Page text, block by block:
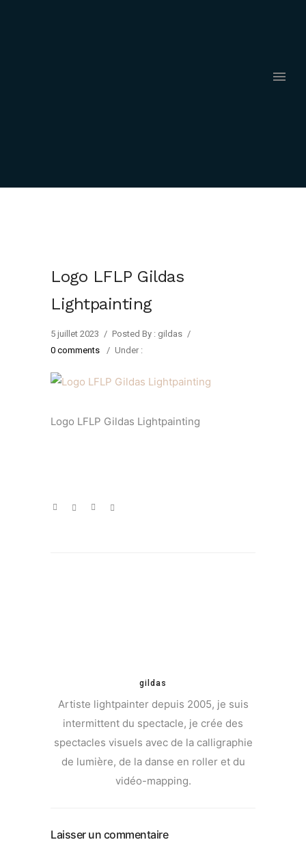
Logo LFLP Gildas
Lightpainting
5 juillet 2023 / Posted By : gildas /
0 comments
/ Under :
Logo LFLP Gildas Lightpainting
gildas
Artiste lightpainter depuis 2005, je suis
intermittent du spectacle, je crée des
spectacles visuels avec de la calligraphie
de lumière, de la danse en roller et du
vidéo-mapping.
Laisser un commentaire